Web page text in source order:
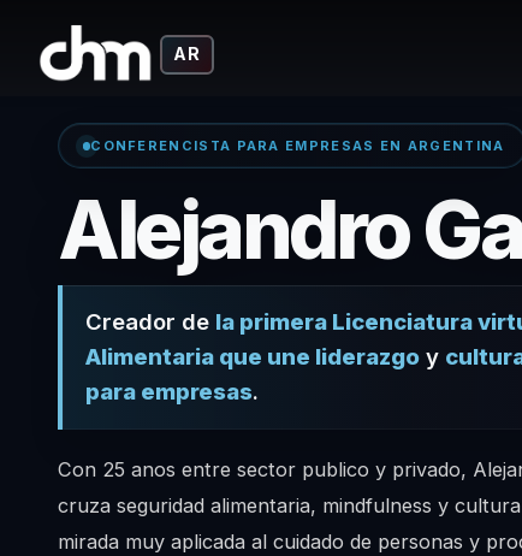
AR
CONFERENCISTA PARA EMPRESAS EN ARGENTINA
Alejandro
Creador de la primera Licenciatura
Alimentaria que une liderazgoy
para empresas.
Con 25 anos entre sector publico y privado,
cruza seguridad alimentaria, mindfulness y
mirada muy aplicada al cuidado de personas y